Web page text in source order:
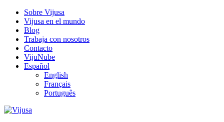
Sobre Vijusa
Vijusa en el mundo
Blog
Trabaja con nosotros
Contacto
VijuNube
Español
English
Français
Português